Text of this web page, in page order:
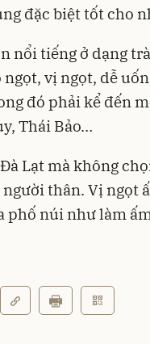
đặc biệt tốt cho
nổi tiếng ở dạng
vị ngọt, dễ
đó phải kể đến
Thái Bảo…
Lạt mà không
người thân. Vị ngọt
phố núi như làm